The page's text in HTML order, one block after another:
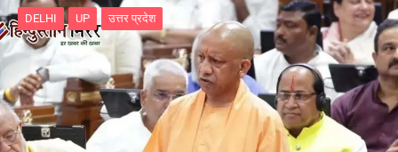
DELHI UP उत्तर प्रदेश